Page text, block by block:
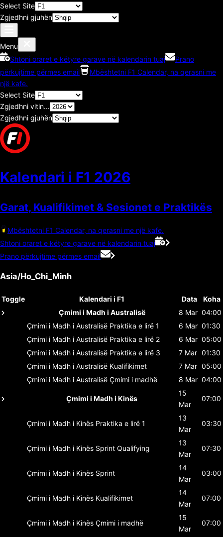
Select Site
Zgjedhni gjuhën
Menu
Shtoni oraret e këtyre garave në kalendarin tuaj
Prano
përkujtime përmes email
Mbështetni F1 Calendar, na qerasni me
një kafe.
Select Site
Zgjedhni vitin...
Zgjedhni gjuhën
Kalendari i F1 2026
Garat, Kualifikimet & Sesionet e Praktikës
Mbështetni F1 Calendar, na qerasni me një kafe.
Shtoni oraret e këtyre garave në kalendarin tuaj
Prano përkujtime përmes email
Asia/Ho_Chi_Minh
Toggle Kalendari i F1 Data
Koha
Çmimi i Madh i Australisë
8 Mar 04:00
Çmimi i Madh i Australisë Praktika e lirë 1 6 Mar 01:30
Çmimi i Madh i Australisë Praktika e lirë 2 6 Mar 05:00
Çmimi i Madh i Australisë Praktika e lirë 3 7 Mar 01:30
Çmimi i Madh i Australisë Kualifikimet 7 Mar 05:00
Çmimi i Madh i Australisë Çmimi i madhë 8 Mar 04:00
Çmimi i Madh i Kinës
15
Mar
07:00
Çmimi i Madh i Kinës Praktika e lirë 1
13
Mar
03:30
Çmimi i Madh i Kinës Sprint Qualifying
13
Mar
07:30
Çmimi i Madh i Kinës Sprint
14
Mar
03:00
Çmimi i Madh i Kinës Kualifikimet
14
Mar
07:00
Çmimi i Madh i Kinës Çmimi i madhë
15
Mar
07:00